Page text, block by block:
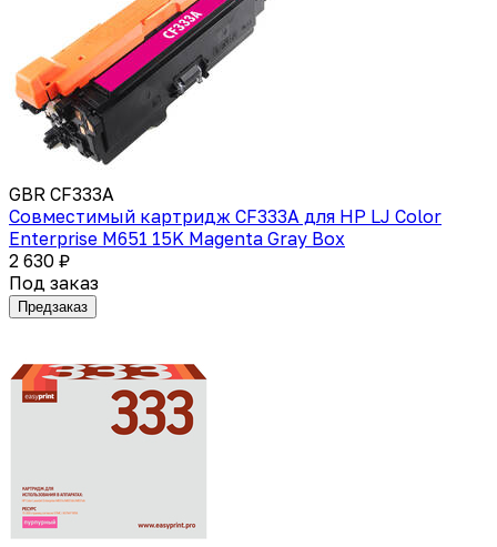
GBR CF333A
Совместимый картридж CF333A для HP LJ Color
Enterprise M651 15K Magenta Gray Box
2 630 ₽
Под заказ
Предзаказ